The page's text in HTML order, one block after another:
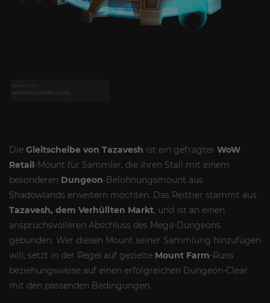
Die Gleitscheibe von Tazavesh ist ein gefragter WoW
Retail-Mount für Sammler, die ihren Stall mit einem
besonderen Dungeon-Belohnungsmount aus
Shadowlands erweitern möchten. Das Reittier stammt aus
Tazavesh, dem Verhüllten Markt, und ist an einen
anspruchsvolleren Abschluss des Mega-Dungeons
gebunden. Wer diesen Mount seiner Sammlung hinzufügen
will, setzt in der Regel auf gezielte Mount Farm-Runs
beziehungsweise auf einen erfolgreichen Dungeon-Clear
mit den passenden Bedingungen.